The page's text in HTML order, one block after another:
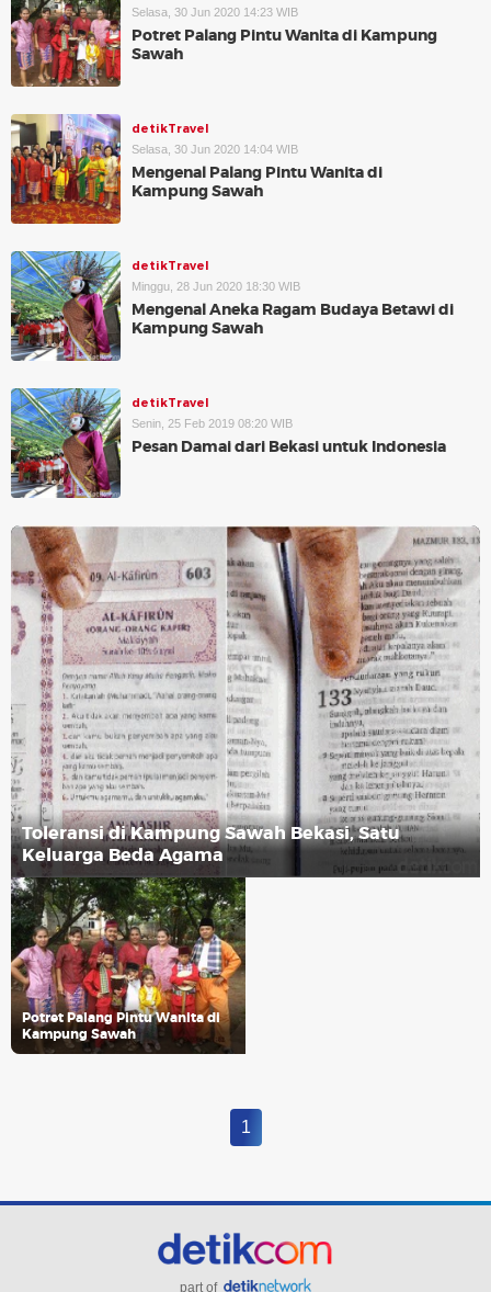
Selasa, 30 Jun 2020 14:23 WIB
Potret Palang Pintu Wanita di Kampung
Sawah
detikTravel
Selasa, 30 Jun 2020 14:04 WIB
Mengenal Palang Pintu Wanita di
Kampung Sawah
detikTravel
Minggu, 28 Jun 2020 18:30 WIB
Mengenal Aneka Ragam Budaya Betawi di
Kampung Sawah
detikTravel
Senin, 25 Feb 2019 08:20 WIB
Pesan Damai dari Bekasi untuk Indonesia
Toleransi di Kampung Sawah Bekasi, Satu
Keluarga Beda Agama
Potret Palang Pintu Wanita di
Kampung Sawah
1
part of